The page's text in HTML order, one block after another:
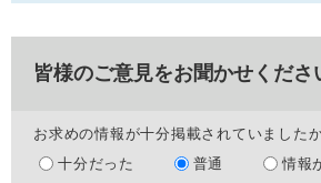
皆様のご意見をお聞かせくださ
お求めの情報が十分掲載されていました
十分だった
普通 情報